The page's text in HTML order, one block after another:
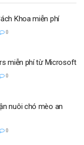
Khoa miễn phí
0
miễn phí từ Microsoft
0
nuôi chó mèo an
0